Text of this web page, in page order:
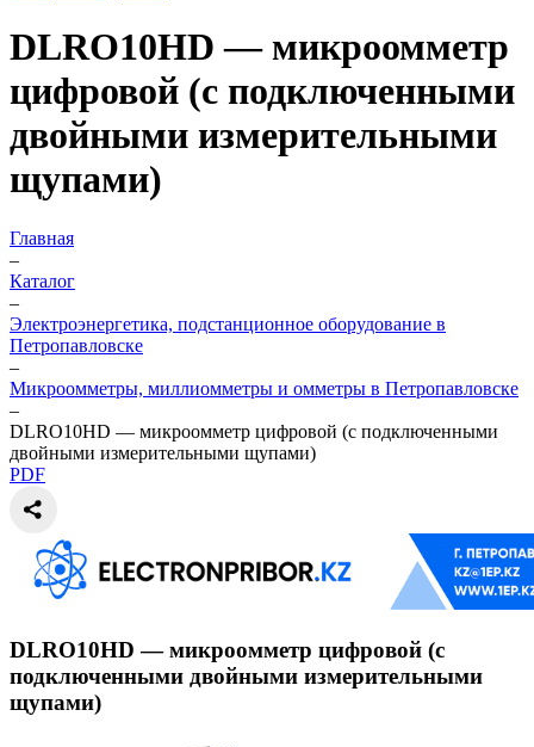
DLRO10HD — микроомметр
цифровой (с подключенными
двойными измерительными
щупами)
Главная
–
Каталог
–
Электроэнергетика, подстанционное оборудование в
Петропавловске
–
Микроомметры, миллиомметры и омметры в Петропавловске
–
DLRO10HD — микроомметр цифровой (с подключенными
двойными измерительными щупами)
PDF
DLRO10HD — микроомметр цифровой (с
подключенными двойными измерительными
щупами)